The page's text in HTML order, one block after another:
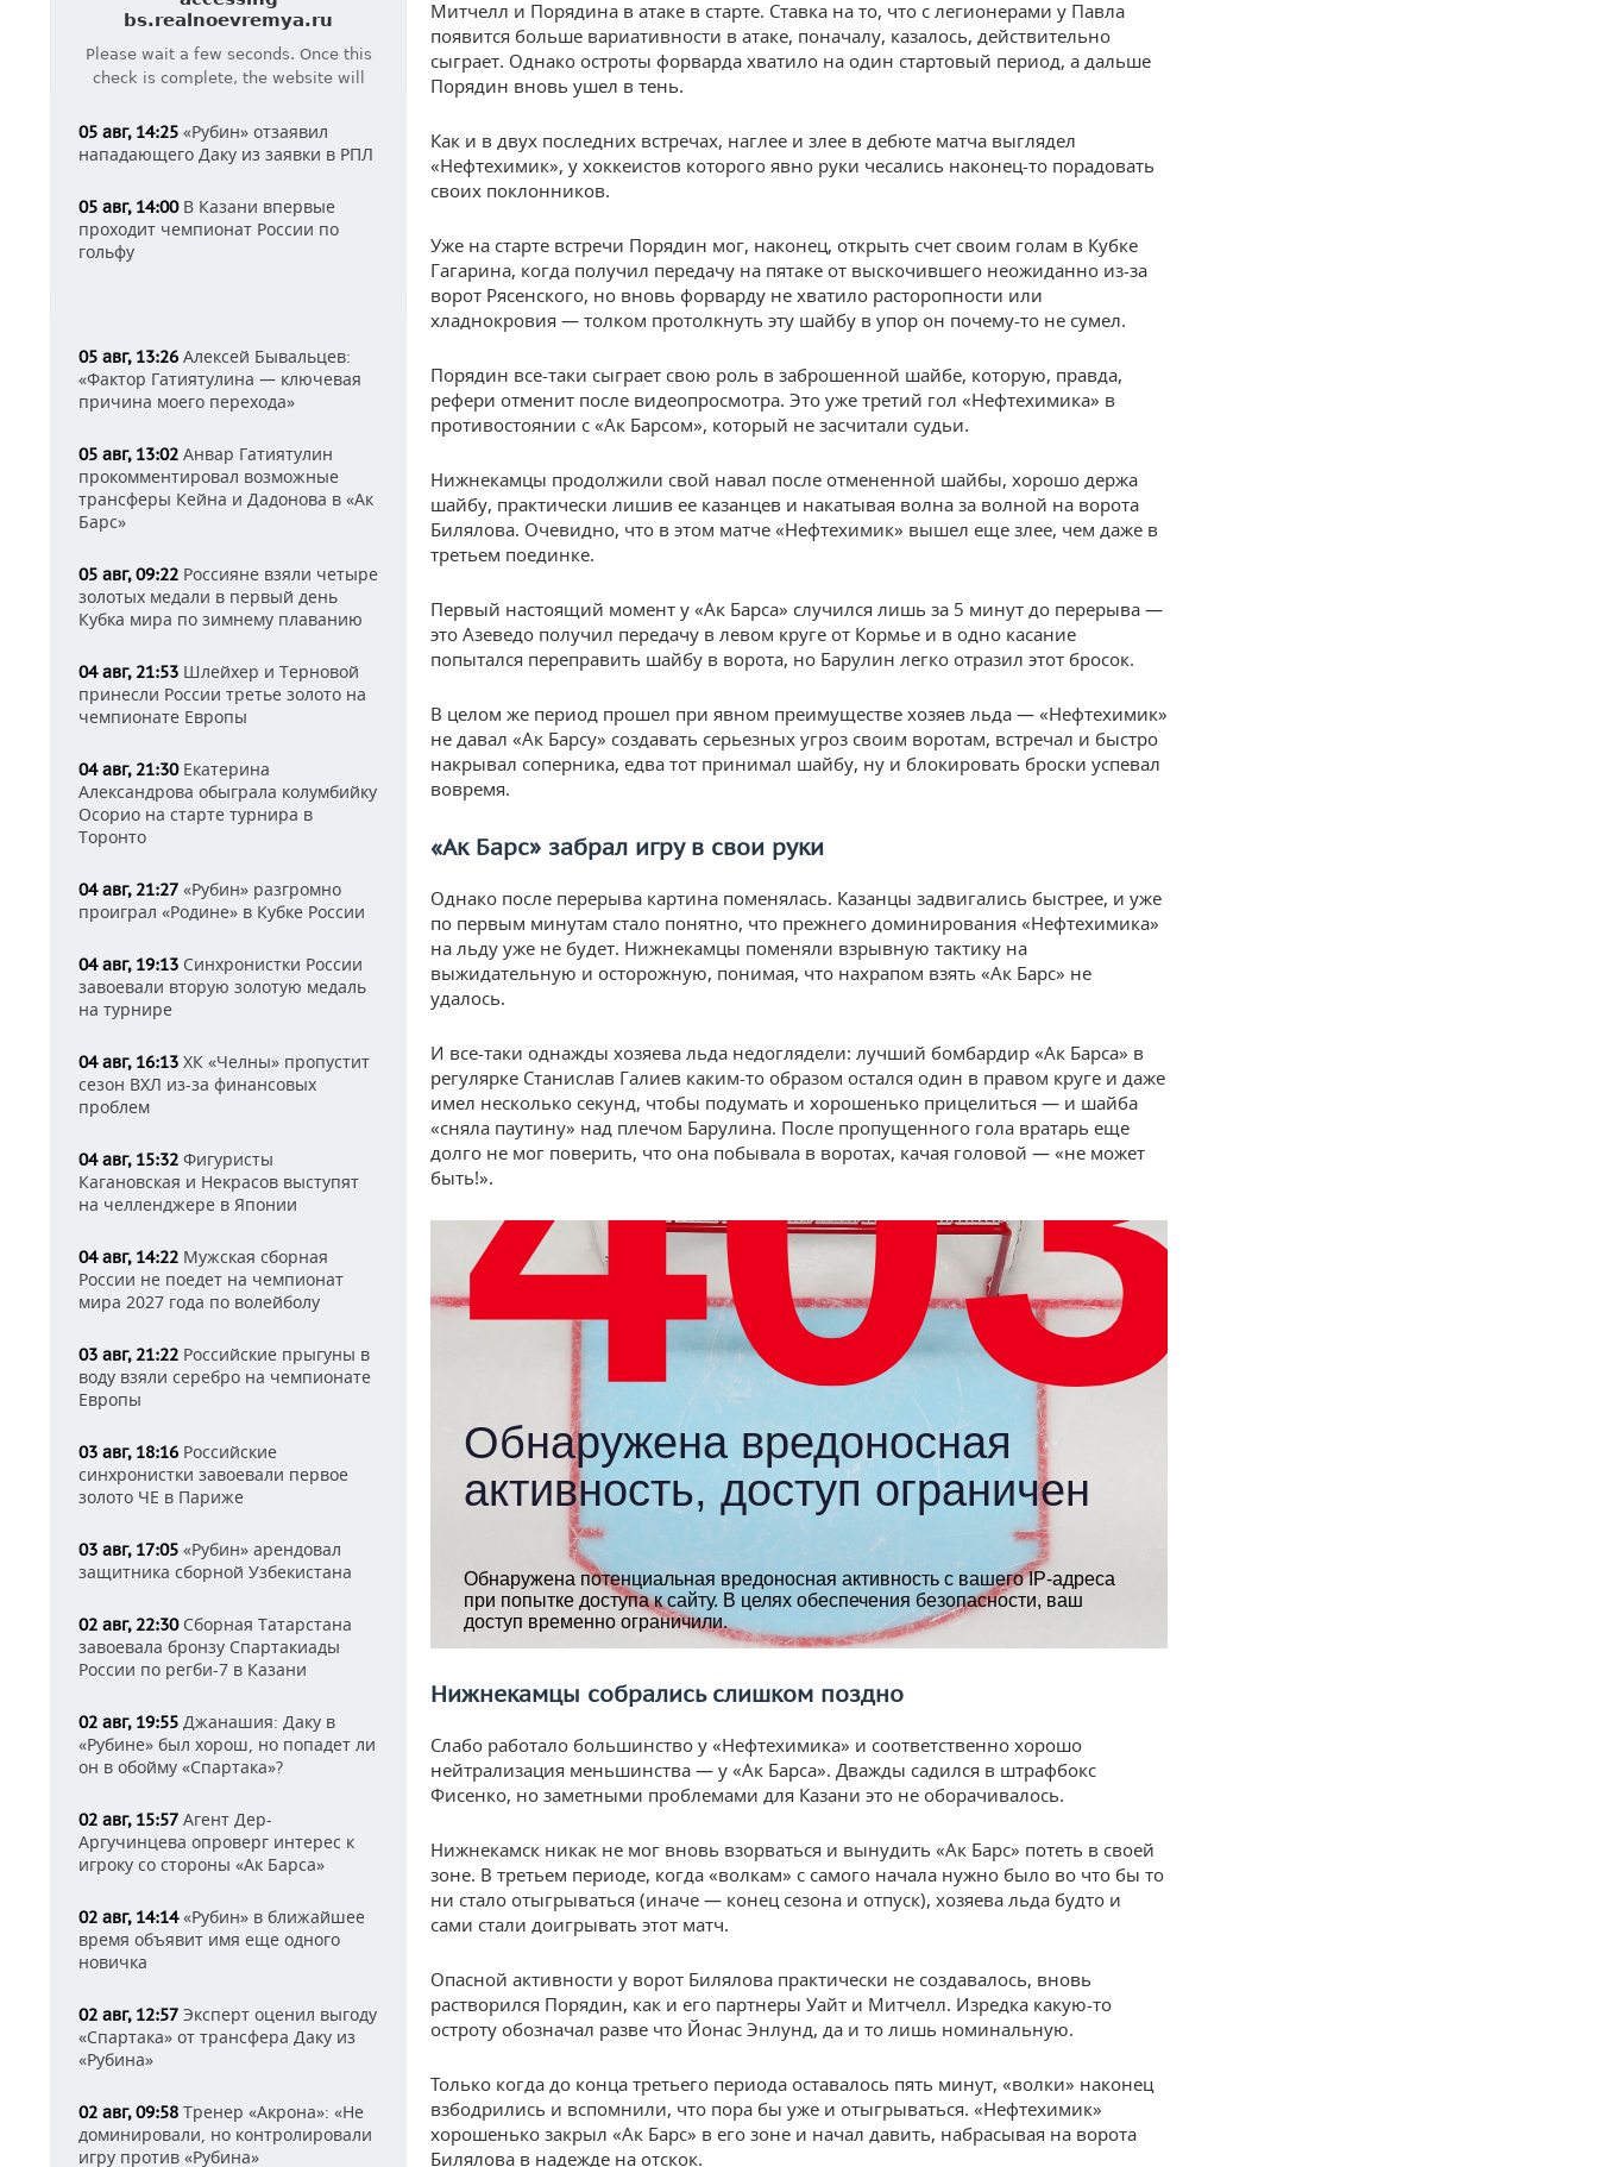
05 авг, 14:25 «Рубин» отзаявил
нападающего Даку из заявки в РПЛ
05 авг, 14:00В Казани впервые
проходит чемпионат России по
гольфу
05 авг, 13:26 Алексей Бывальцев:
«Фактор Гатиятулина — ключевая
причина моего перехода»
05 авг, 13:02 Анвар Гатиятулин
прокомментировал возможные
трансферы Кейна и Дадонова в «Ак
Барс»
05 авг, 09:22 Россияне взяли четыре
золотых медали в первый день
Кубка мира по зимнему плаванию
04 авг, 21:53 Шлейхер и Терновой
принесли России третье золото на
чемпионате Европы
04 авг, 21:30Екатерина
Александрова обыграла колумбийку
Осорио на старте турнира в
Торонто
04 авг, 21:27 «Рубин» разгромно
проиграл «Родине» в Кубке России
04 авг, 19:13 Синхронистки России
завоевали вторую золотую медаль
на турнире
04 авг, 16:13 ХК «Челны» пропустит
сезон ВХЛ из-за финансовых
проблем
04 авг, 15:32 Фигуристы
Кагановская и Некрасов выступят
на челленджере в Японии
04 авг, 14:22 Мужская сборная
России не поедет на чемпионат
мира 2027 года по волейболу
03 авг, 21:22 Российские прыгуны в
воду взяли серебро на чемпионате
Европы
03 авг, 18:16 Российские
синхронистки завоевали первое
золото ЧЕ в Париже
03 авг, 17:05 «Рубин» арендовал
защитника сборной Узбекистана
02 авг, 22:30Сборная Татарстана
завоевала бронзу Спартакиады
России по регби-7 в Казани
02 авг, 19:55 Джанашия: Даку в
«Рубине» был хорош, но попадет ли
он в обойму «Спартака»?
02 авг, 15:57 Агент Дер-
Аргучинцева опроверг интерес к
игроку со стороны «Ак Барса»
02 авг, 14:14«Рубин» в ближайшее
время объявит имя еще одного
новичка
02 авг, 12:57 Эксперт оценил выгоду
«Спартака» от трансфера Даку из
«Рубина»
02 авг, 09:58 Тренер «Акрона»: «Не
доминировали, но контролировали
игру против «Рубина»
Митчелл и Порядина в атаке в старте. Ставка на то, что с легионерами у Павла
появится больше вариативности в атаке, поначалу, казалось, действительно
сыграет. Однако остроты форварда хватило на один стартовый период, а дальше
Порядин вновь ушел в тень.
Как и в двух последних встречах, наглее и злее в дебюте матча выглядел
«Нефтехимик», у хоккеистов которого явно руки чесались наконец-то порадовать
своих поклонников.
Уже на старте встречи Порядин мог, наконец, открыть счет своим голам в Кубке
Гагарина, когда получил передачу на пятаке от выскочившего неожиданно из-за
ворот Рясенского, но вновь форварду не хватило расторопности или
хладнокровия — толком протолкнуть эту шайбу в упор он почему-то не сумел.
Порядин все-таки сыграет свою роль в заброшенной шайбе, которую, правда,
рефери отменит после видеопросмотра. Это уже третий гол «Нефтехимика» в
противостоянии с «Ак Барсом», который не засчитали судьи.
Нижнекамцы продолжили свой навал после отмененной шайбы, хорошо держа
шайбу, практически лишив ее казанцев и накатывая волна за волной на ворота
Билялова. Очевидно, что в этом матче «Нефтехимик» вышел еще злее, чем даже в
третьем поединке.
Первый настоящий момент у «Ак Барса» случился лишь за 5 минут до перерыва —
это Азеведо получил передачу в левом круге от Кормье и в одно касание
попытался переправить шайбу в ворота, но Барулин легко отразил этот бросок.
В целом же период прошел при явном преимуществе хозяев льда — «Нефтехимик»
не давал «Ак Барсу» создавать серьезных угроз своим воротам, встречал и быстро
накрывал соперника, едва тот принимал шайбу, ну и блокировать броски успевал
вовремя.
«Ак Барс» забрал игру в свои руки
Однако после перерыва картина поменялась. Казанцы задвигались быстрее, и уже
по первым минутам стало понятно, что прежнего доминирования «Нефтехимика»
на льду уже не будет. Нижнекамцы поменяли взрывную тактику на
выжидательную и осторожную, понимая, что нахрапом взять «Ак Барс» не
удалось.
И все-таки однажды хозяева льда недоглядели: лучший бомбардир «Ак Барса» в
регулярке Станислав Галиев каким-то образом остался один в правом круге и даже
имел несколько секунд, чтобы подумать и хорошенько прицелиться — и шайба
«сняла паутину» над плечом Барулина. После пропущенного гола вратарь еще
долго не мог поверить, что она побывала в воротах, качая головой — «не может
быть!».
Нижнекамцы собрались слишком поздно
Слабо работало большинство у «Нефтехимика» и соответственно хорошо
нейтрализация меньшинства — у «Ак Барса». Дважды садился в штрафбокс
Фисенко, но заметными проблемами для Казани это не оборачивалось.
Нижнекамск никак не мог вновь взорваться и вынудить «Ак Барс» потеть в своей
зоне. В третьем периоде, когда «волкам» с самого начала нужно было во что бы то
ни стало отыгрываться (иначе — конец сезона и отпуск), хозяева льда будто и
сами стали доигрывать этот матч.
Опасной активности у ворот Билялова практически не создавалось, вновь
растворился Порядин, как и его партнеры Уайт и Митчелл. Изредка какую-то
остроту обозначал разве что Йонас Энлунд, да и то лишь номинальную.
Только когда до конца третьего периода оставалось пять минут, «волки» наконец
взбодрились и вспомнили, что пора бы уже и отыгрываться. «Нефтехимик»
хорошенько закрыл «Ак Барс» в его зоне и начал давить, набрасывая на ворота
Билялова в надежде на отскок.